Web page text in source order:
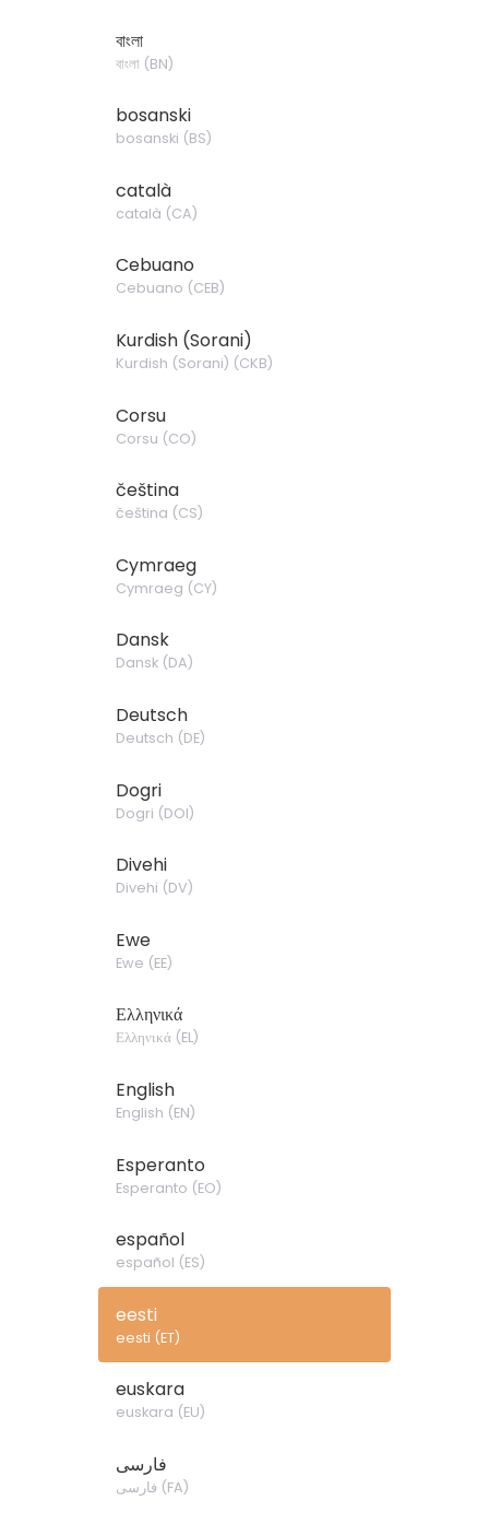
বাংলা
বাংলা (BN)
bosanski
bosanski (BS)
català
català (CA)
Cebuano
Cebuano (CEB)
Kurdish (Sorani)
Kurdish (Sorani) (CKB)
Corsu
Corsu (CO)
čeština
čeština (CS)
Cymraeg
Cymraeg (CY)
Dansk
Dansk(DA)
Deutsch
Deutsch (DE)
Dogri
Dogri (DOI)
Divehi
Divehi (DV)
Ewe
Ewe (EE)
Ελληνικά
Ελληνικά(EL)
English
English (EN)
Esperanto
Esperanto (EO)
español
español (ES)
eesti
eesti (ET)
euskara
euskara (EU)
فارسی
فارسی (FA)